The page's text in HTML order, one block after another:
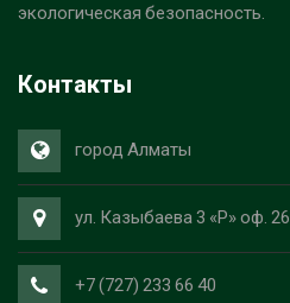
экологическая безопасность.
Контакты
город Алматы
ул. Казыбаева 3 «Р» оф. 26
+7 (727) 233 66 40